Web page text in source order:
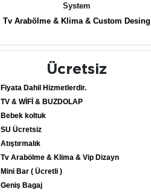
System
Tv Arabölme & Klima & Custom Desing
Ücretsiz
Fiyata Dahil Hizmetlerdir.
TV & WİFİ & BUZDOLAP
Bebek koltuk
SU Ücretsiz
Atıştırmalık
Tv Arabölme & Klima & Vip Dizayn
Mini Bar ( Ücretli )
Geniş Bagaj